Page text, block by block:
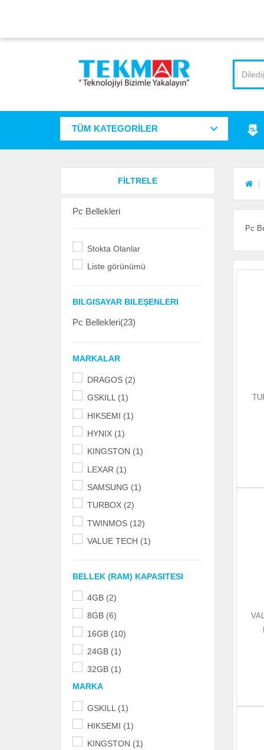
TÜM KATEGORİLER
FİLTRELE
Pc Bellekleri
Stokta Olanlar
Liste görünümü
BILGISAYAR BILEŞENLERI
Pc Bellekleri(23)
MARKALAR
DRAGOS (2)
GSKILL (1)
HIKSEMI (1)
HYNIX (1)
KINGSTON (1)
LEXAR (1)
SAMSUNG (1)
TURBOX (2)
TWINMOS (12)
VALUE TECH (1)
BELLEK (RAM) KAPASITESI
4GB (2)
8GB (6)
16GB (10)
24GB (1)
32GB (1)
MARKA
GSKILL (1)
HIKSEMI (1)
KINGSTON (1)
Pc